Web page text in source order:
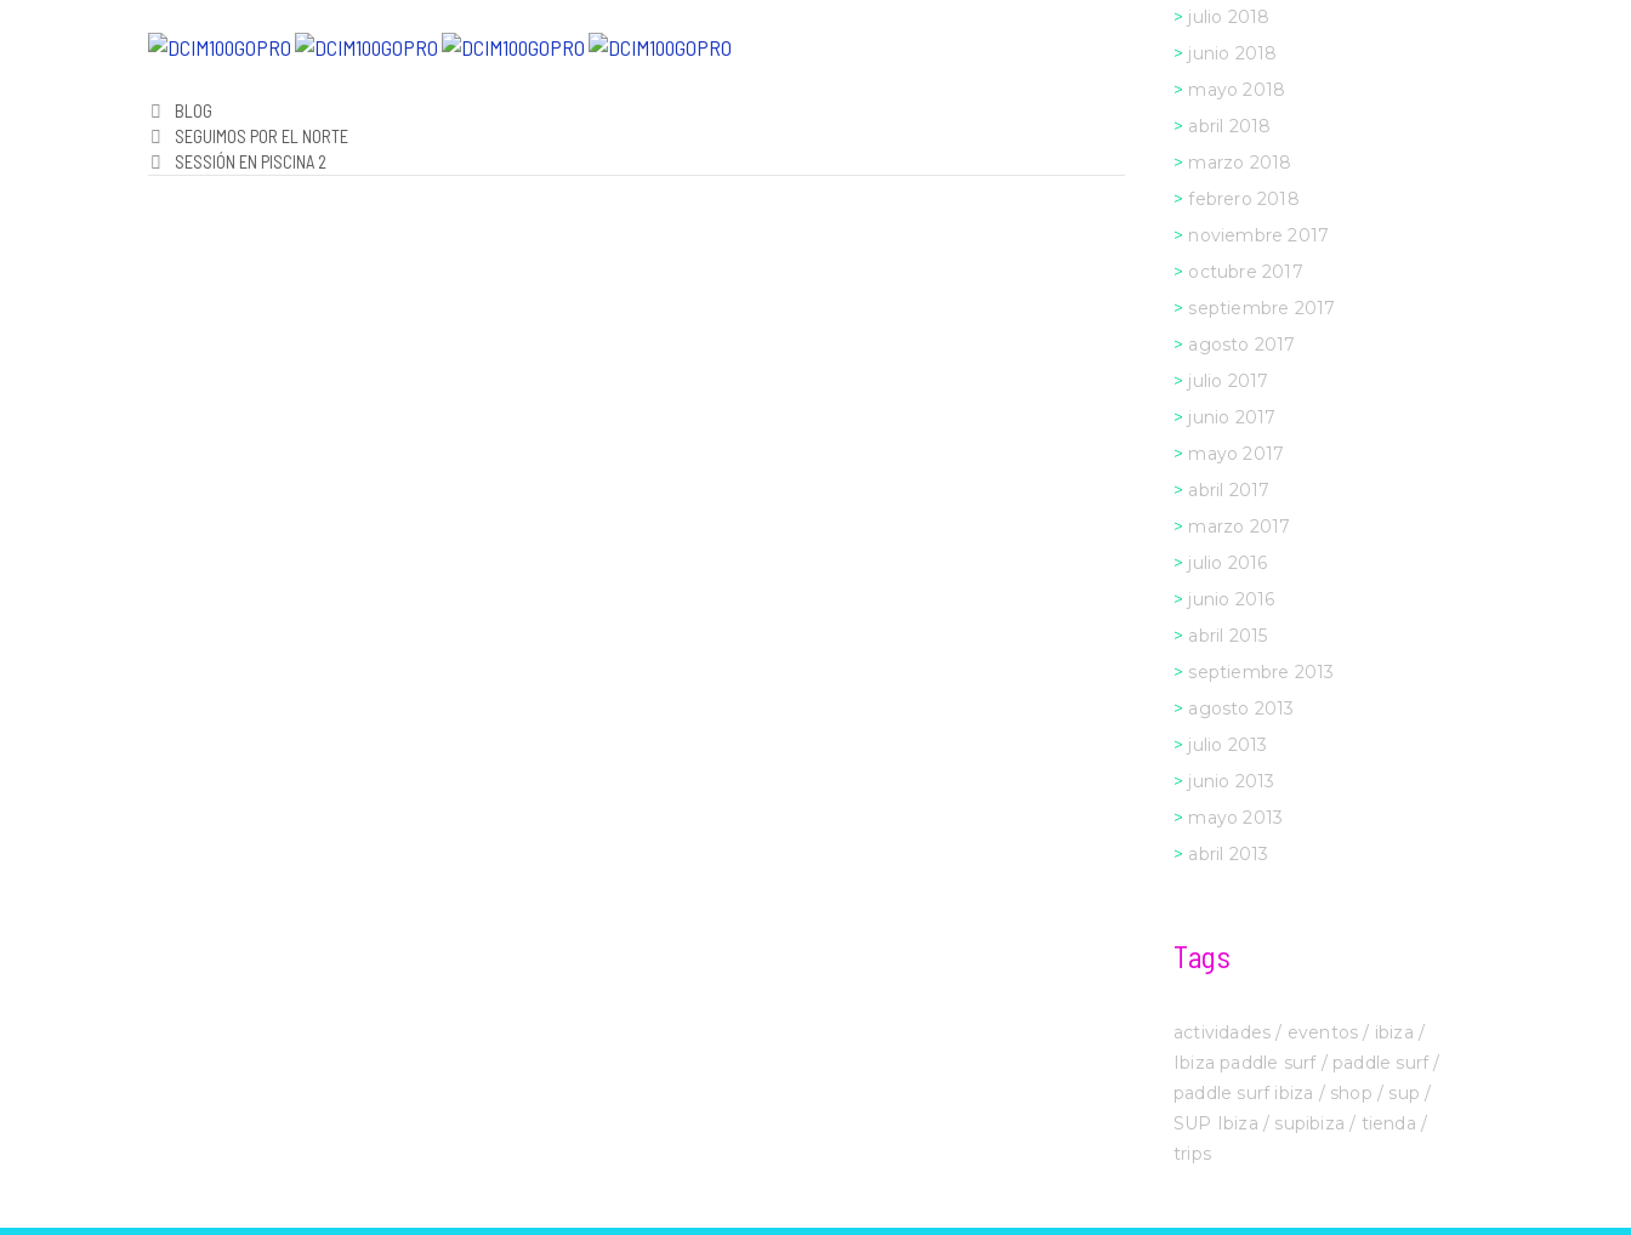
Categorías
BLOG
Navegación
de
SEGUIMOS POR EL NORTE
SESSIÓN EN PISCINA 2
julio 2018
junio 2018
mayo 2018
abril 2018
marzo 2018
febrero 2018
noviembre 2017
octubre 2017
septiembre 2017
agosto 2017
julio 2017
junio 2017
mayo 2017
abril 2017
marzo 2017
julio 2016
junio 2016
abril 2015
septiembre 2013
agosto 2013
julio 2013
junio 2013
mayo 2013
abril 2013
Tags
actividades eventos
ibiza
Ibiza paddle surf
paddle surf
paddle surf ibiza
shop
sup
SUP Ibiza
supibiza
tienda
trips